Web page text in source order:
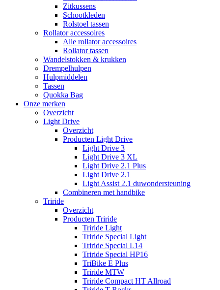
Zitkussens
Schootkleden
Rolstoel tassen
Rollator accessoires
Alle rollator accessoires
Rollator tassen
Wandelstokken & krukken
Drempelhulpen
Hulpmiddelen
Tassen
Quokka Bag
Onze merken
Overzicht
Light Drive
Overzicht
Producten Light Drive
Light Drive 3
Light Drive 3 XL
Light Drive 2.1 Plus
Light Drive 2.1
Light Assist 2.1 duwondersteuning
Combineren met handbike
Triride
Overzicht
Producten Triride
Triride Light
Triride Special Light
Triride Special L14
Triride Special HP16
TriBike E Plus
Triride MTW
Triride Compact HT Allroad